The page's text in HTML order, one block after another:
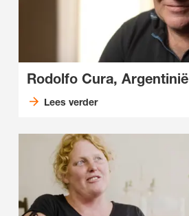
Rodolfo Cura, Argentinië
Lees verder